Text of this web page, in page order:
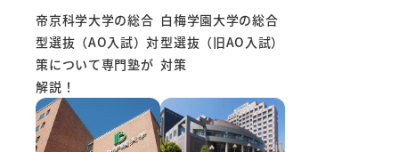
帝京科学大学の総合
型選抜（AO入試）対
策について専門塾が
解説！
白梅学園大学の総合
型選抜（旧AO入試）
対策